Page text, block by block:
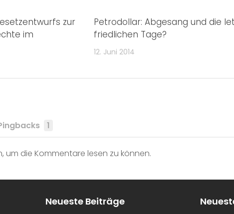
zur
im
Petrodollar: Abgesang und die
friedlichen Tage?
12. Juni 2014
1
um die Kommentare lesen zu können.
Neueste Beiträge